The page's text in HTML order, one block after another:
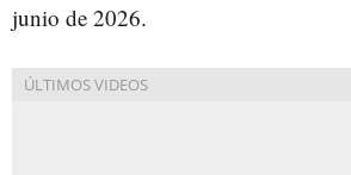
junio de 2026.